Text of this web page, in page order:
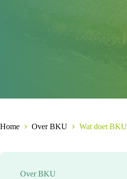
Home Over BKU Wat doet BKU
Over BKU